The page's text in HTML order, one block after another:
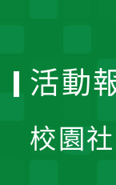
活動
校園